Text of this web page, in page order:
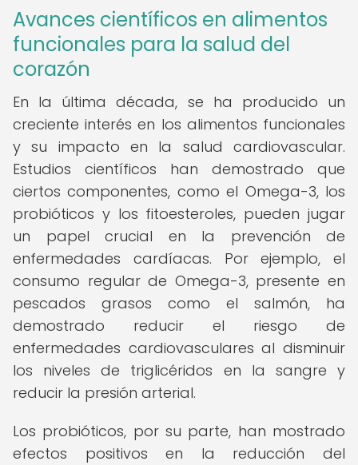
Avances científicos en alimentos
funcionales para la salud del
corazón
En la última década, se ha producido un
creciente interés en los alimentos funcionales
y su impacto en la salud cardiovascular.
Estudios científicos han demostrado que
ciertos componentes, como el Omega-3, los
probióticos y los fitoesteroles, pueden jugar
un papel crucial en la prevención de
enfermedades cardíacas. Por ejemplo, el
consumo regular de Omega-3, presente en
pescados grasos como el salmón, ha
demostrado reducir el riesgo de
enfermedades cardiovasculares al disminuir
los niveles de triglicéridos en la sangre y
reducir la presión arterial.
Los probióticos, por su parte, han mostrado
efectos positivos en la reducción del